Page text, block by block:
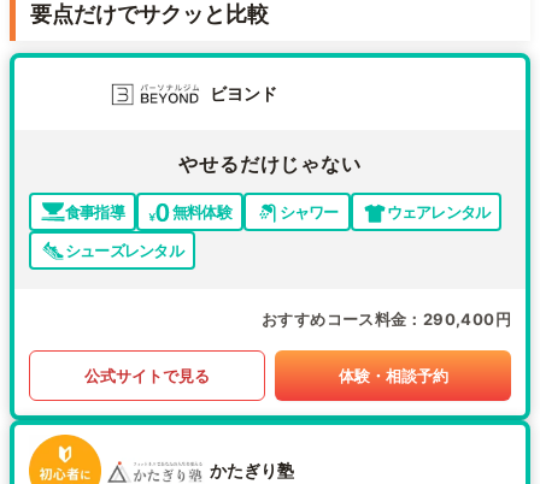
要点だけでサクッと比較
ビヨンド
やせるだけじゃない
食事指導 無料体験 シャワー
ウェアレンタル
シューズレンタル
おすすめコース料金 290,400円
公式サイトで見る 体験・相談予約
かたぎり塾